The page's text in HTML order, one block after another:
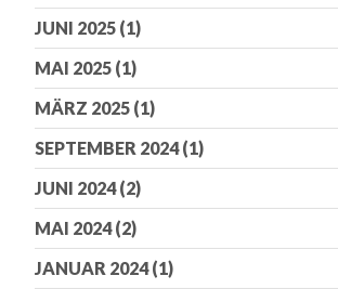
JUNI 2025 (1)
MAI 2025 (1)
MÄRZ 2025 (1)
SEPTEMBER 2024(1)
JUNI 2024(2)
MAI 2024(2)
JANUAR 2024(1)